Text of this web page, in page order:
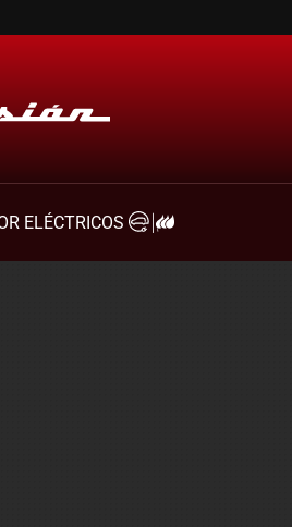
ELÉCTRICOS